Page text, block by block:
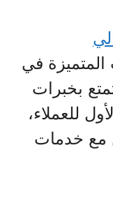
في
بخبرات
للعملاء،
مع خدمات